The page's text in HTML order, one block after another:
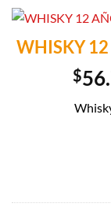
WHISKY
$